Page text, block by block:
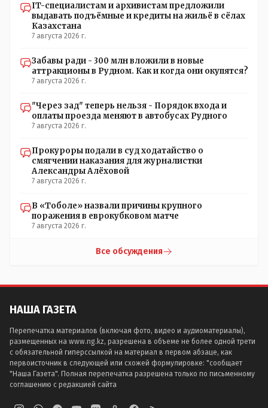
противоречие. Вы считаете иначе?
IT-специалистам и архивистам предложили
выдавать подъёмные и кредиты на жильё в сёлах
Казахстана
7 августа 2026 г.
Забавы ради - 300 млн вложили в новые
аттракционы в Рудном. Как и когда они окупятся?
7 августа 2026 г.
"Через зад" теперь нельзя - Порядок входа и
оплаты проезда меняют в автобусах Рудного
7 августа 2026 г.
Прокуроры подали в суд ходатайство о
смягчении наказания для журналистки
Александры Алёховой
7 августа 2026 г.
В «Тоболе» назвали причины крупного
поражения в еврокубковом матче
7 августа 2026 г.
Все обсуждения
НАША ГАЗЕТА
Перепечатка материалов (включая фото, видео и аудиоматериалы),
размещенных на www.ng.kz, разрешена в объеме не более одной трети
с обязательной гиперссылкой на материал в первом абзаце, как
первоисточник в следующей или схожей формулировке: "сообщает
"Наша Газета". Полная перепечатка разрешена только по письменному
соглашению с редакцией сайта